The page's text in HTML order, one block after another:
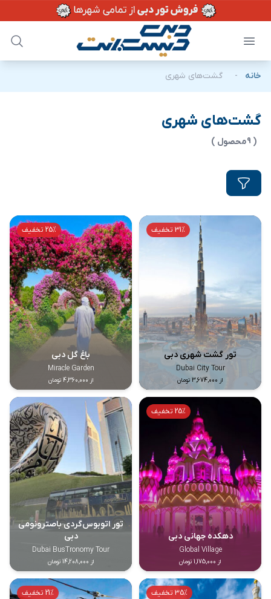
خانه - گشت‌های شهری
گشت‌های شهری
( 9محصول )
31% تخفیف
تور گشت شهری دبی
Dubai City Tour
از 3,674,000 تومان
25% تخفیف
باغ گل دبی
Miracle Garden
از 4,360,000 تومان
25% تخفیف
دهکده جهانی دبی
Global Village
از 1,175,000 تومان
تور اتوبوس‌گردی باصترونومی
دبی
Dubai BusTronomy Tour
از 14,208,000 تومان
35% تخفیف 21% تخفیف